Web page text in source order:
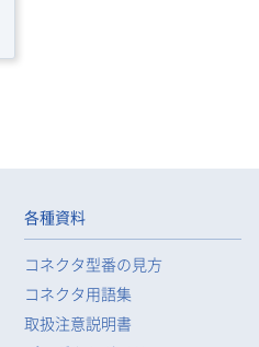
各種資料
コネクタ型番の見方
コネクタ用語集
取扱注意説明書